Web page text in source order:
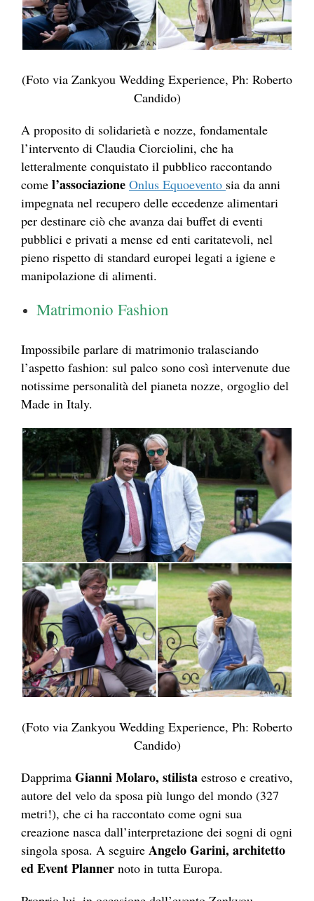
(Foto via Zankyou Wedding Experience, Ph: Roberto
Candido)
A proposito di solidarietà e nozze, fondamentale
l’intervento di Claudia Ciorciolini, che ha
letteralmente conquistato il pubblico raccontando
come l’associazione Onlus Equoevento sia da anni
impegnata nel recupero delle eccedenze alimentari
per destinare ciò che avanza dai buffet di eventi
pubblici e privati a mense ed enti caritatevoli, nel
pieno rispetto di standard europei legati a igiene e
manipolazione di alimenti.
Matrimonio Fashion
Impossibile parlare di matrimonio tralasciando
l’aspetto fashion: sul palco sono così intervenute due
notissime personalità del pianeta nozze, orgoglio del
Made in Italy.
(Foto via Zankyou Wedding Experience, Ph: Roberto
Candido)
Dapprima Gianni Molaro, stilista estroso e creativo,
autore del velo da sposa più lungo del mondo (327
metri!), che ci ha raccontato come ogni sua
creazione nasca dall’interpretazione dei sogni di ogni
singola sposa. A seguire Angelo Garini, architetto
ed Event Planner noto in tutta Europa.